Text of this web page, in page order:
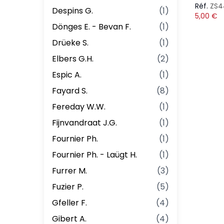
Despins G.
(1)
Dönges E. - Bevan F.
(1)
Drüeke S.
(1)
Elbers G.H.
(2)
Espic A.
(1)
Fayard S.
(8)
Fereday W.W.
(1)
Fijnvandraat J.G.
(1)
Fournier Ph.
(1)
Fournier Ph. - Laügt H.
(1)
Furrer M.
(3)
Fuzier P.
(5)
Gfeller F.
(4)
Gibert A.
(4)
Réf.
5,00 €